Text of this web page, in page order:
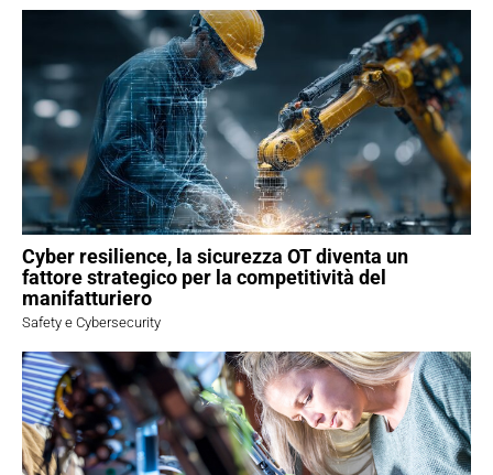
Cyber resilience, la sicurezza OT diventa un
fattore strategico per la competitività del
manifatturiero
Safety e Cybersecurity